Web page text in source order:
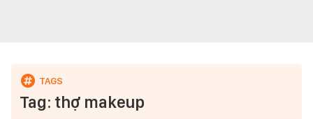
Tag: thợ makeup